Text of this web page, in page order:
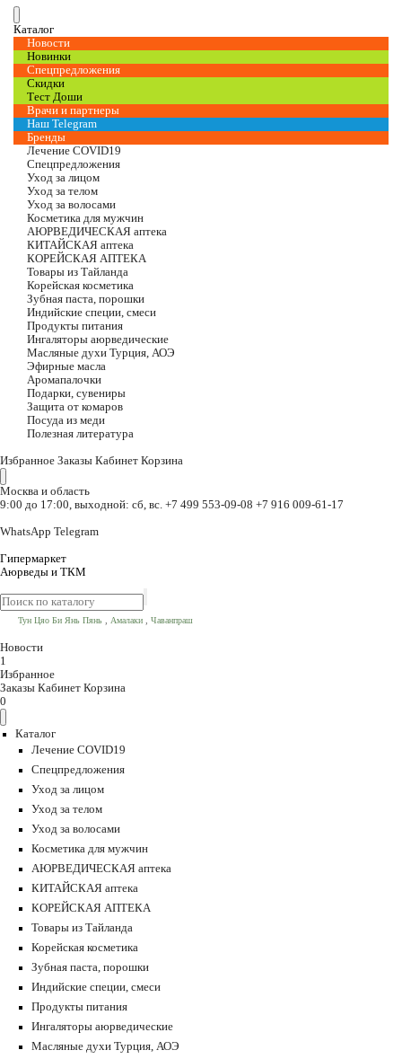
Каталог
Новости
Новинки
Спецпредложения
Скидки
Тест Доши
Врачи и партнеры
Наш Telegram
Бренды
Лечение COVID19
Спецпредложения
Уход за лицом
Уход за телом
Уход за волосами
Косметика для мужчин
АЮРВЕДИЧЕСКАЯ аптека
КИТАЙСКАЯ аптека
КОРЕЙСКАЯ АПТЕКА
Товары из Тайланда
Корейская косметика
Зубная паста, порошки
Индийские специи, смеси
Продукты питания
Ингаляторы аюрведические
Масляные духи Турция, АОЭ
Эфирные масла
Аромапалочки
Подарки, сувениры
Защита от комаров
Посуда из меди
Полезная литература
Избранное Заказы Кабинет Корзина
Москва и область
9:00 до 17:00, выходной: сб, вс. +7 499 553-09-08 +7 916 009-61-17
WhatsApp Telegram
Гипермаркет
Аюрведы и ТКМ
Тун Цяо Би Янь Пянь Амалаки Чаванпраш
Новости
1
Избранное
Заказы Кабинет Корзина
0
Каталог
Лечение COVID19
Спецпредложения
Уход за лицом
Уход за телом
Уход за волосами
Косметика для мужчин
АЮРВЕДИЧЕСКАЯ аптека
КИТАЙСКАЯ аптека
КОРЕЙСКАЯ АПТЕКА
Товары из Тайланда
Корейская косметика
Зубная паста, порошки
Индийские специи, смеси
Продукты питания
Ингаляторы аюрведические
Масляные духи Турция, АОЭ